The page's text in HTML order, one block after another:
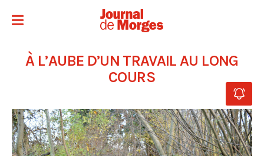
À L’AUBE D’UN TRAVAIL AU LONG
COURS